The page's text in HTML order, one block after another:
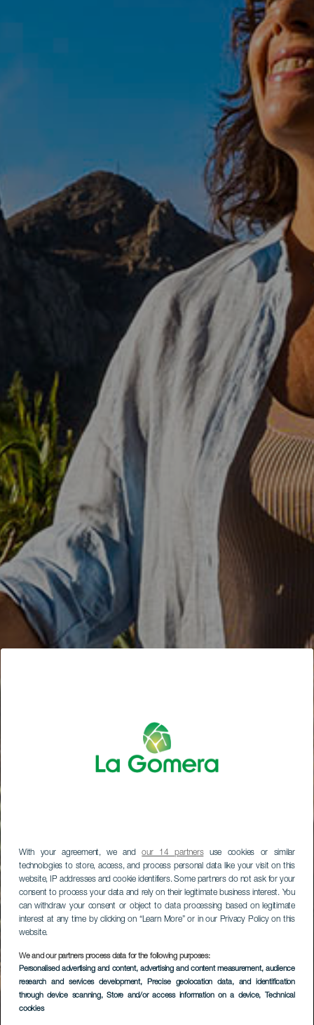
With your agreement, we andour 14 partnersuse cookies or similar
technologies to store, access, and process personal data like your visit on this
website, IP addresses and cookie identifiers. Some partners do not ask for your
consent to process your data and rely on their legitimate business interest. You
can withdraw your consent or object to data processing based on legitimate
interest at any time by clicking on “Learn More” or in our Privacy Policy on this
website.
We and our partners process data for the following purposes:
Personalised advertising and content, advertising and content measurement, audience
research and services development, Precise geolocation data, and identification
through device scanning, Store and/or access information on a device, Technical
cookies